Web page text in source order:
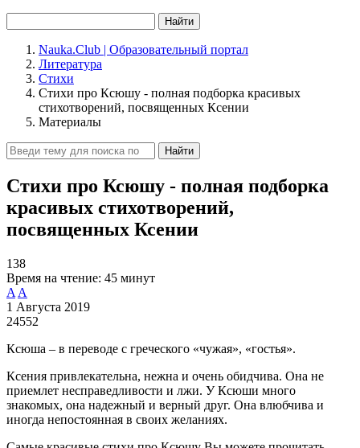
Найти
Nauka.Club | Образовательный портал
Литература
Стихи
Стихи про Ксюшу - полная подборка красивых
стихотворений, посвященных Ксении
Материалы
Найти
Стихи про Ксюшу - полная подборка
красивых стихотворений,
посвященных Ксении
138
Время на чтение: 45 минут
A A
1 Августа 2019
24552
Ксюша – в переводе с греческого «чужая», «гостья».
Ксения привлекательна, нежна и очень обидчива. Она не
приемлет несправедливости и лжи. У Ксюши много
знакомых, она надежный и верный друг. Она влюбчива и
иногда непостоянная в своих желаниях.